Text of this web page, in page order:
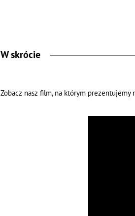
W skrócie
Zobacz nasz film, na którym